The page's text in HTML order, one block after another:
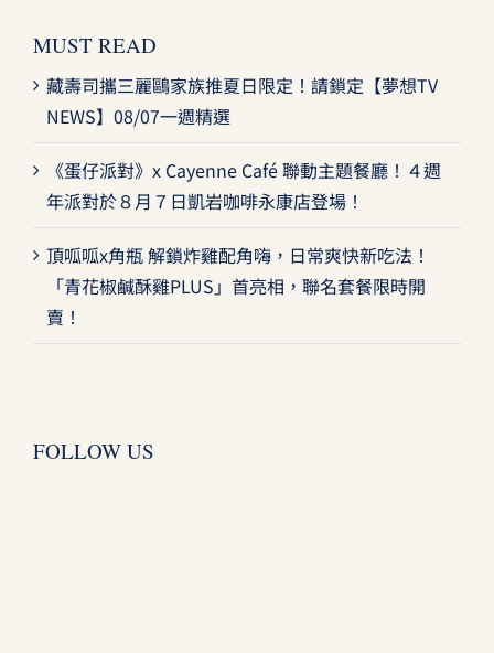
MUST READ
藏壽司攜三麗鷗家族推夏日限定！請鎖定【夢想TV
NEWS】08/07一週精選
《蛋仔派對》x Cayenne Café 聯動主題餐廳！４週
年派對於８月７日凱岩咖啡永康店登場！
頂呱呱x角瓶 解鎖炸雞配角嗨，日常爽快新吃法！
「青花椒鹹酥雞PLUS」首亮相，聯名套餐限時開
賣！
FOLLOW US